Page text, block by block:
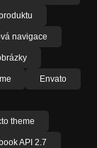
navigace
Envato
theme
API 2.7